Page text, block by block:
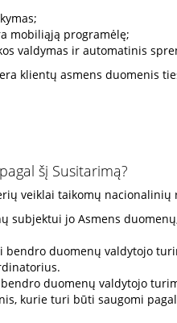
mobiliąją programėlę;
valdymas ir automatinis
klientų asmens duomenis
šį Susitarimą?
veiklai taikomų
jo Asmens
duomenų valdytojo
duomenų valdytojo
kurie turi būti saugomi